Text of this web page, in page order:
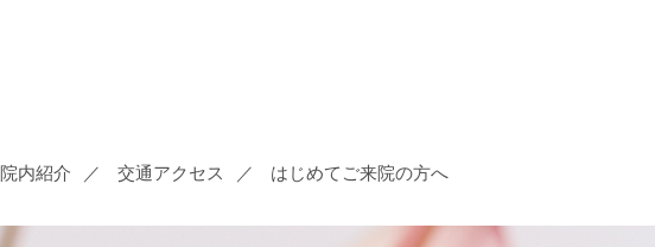
院内紹介 交通アクセス はじめてご来院の方へ